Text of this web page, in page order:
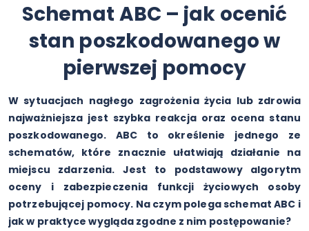
Schemat ABC – jak ocenić
stan poszkodowanego w
pierwszej pomocy
W sytuacjach nagłego zagrożenia życia lub zdrowia
najważniejsza jest szybka reakcja oraz ocena stanu
poszkodowanego. ABC to określenie jednego ze
schematów, które znacznie ułatwiają działanie na
miejscu zdarzenia. Jest to podstawowy algorytm
oceny i zabezpieczenia funkcji życiowych osoby
potrzebującej pomocy. Na czym polega schemat ABC i
jak w praktyce wygląda zgodne z nim postępowanie?